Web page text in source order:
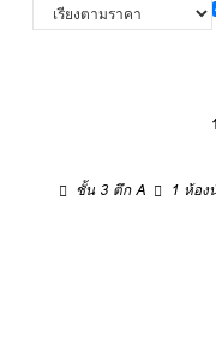
ชั้น 3 ตึก A
1 ห้อง